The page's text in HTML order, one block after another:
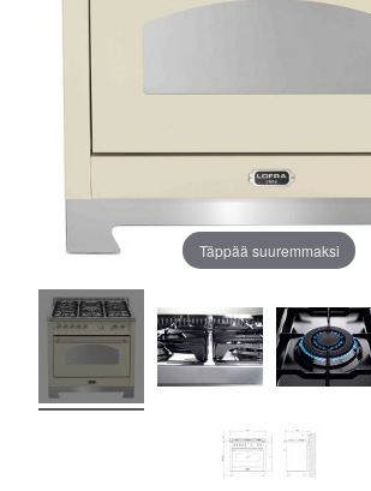
Täppää suuremmaksi